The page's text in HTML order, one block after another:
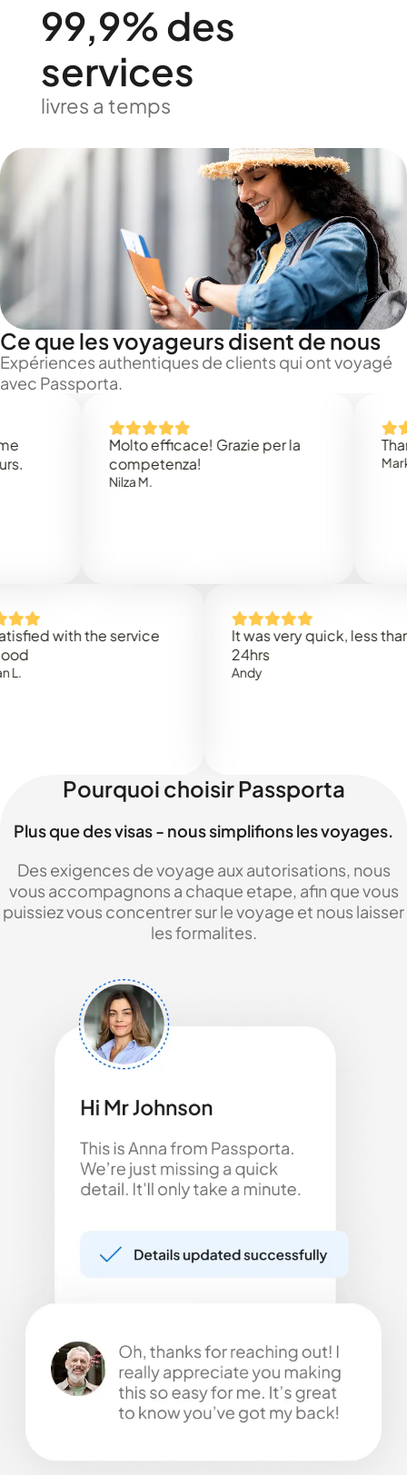
99,9% des
services
livres a temps
Ce que les voyageurs disent de nous
Expériences authentiques de clients qui ont voyagé
avec Passporta.
Molto efficace! Grazie per la
competenza!
Nilza M.
Thank
Mark N.
with the service
It was very quick, less than
Pourquoi choisir Passporta
Plus que des visas - nous simplifions les voyages.
Des exigences de voyage aux autorisations, nous
vous accompagnons a chaque etape, afin que vous
puissiez vous concentrer sur le voyage et nous laisser
les formalites.